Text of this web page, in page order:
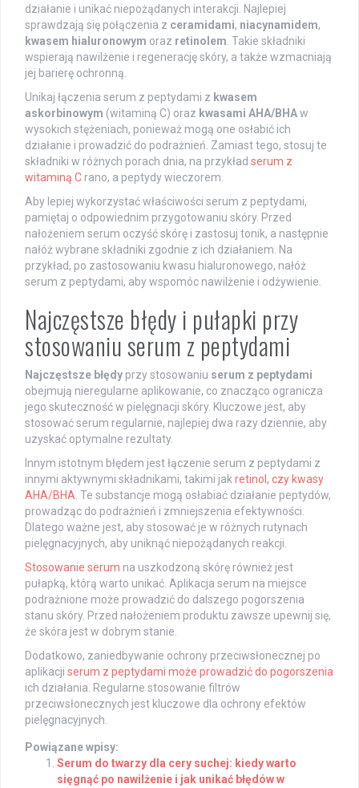
działanie i unikać niepożądanych interakcji. Najlepiej
sprawdzają się połączenia z ceramidami, niacynamidem,
kwasem hialuronowym oraz retinolem. Takie składniki
wspierają nawilżenie i regenerację skóry, a także wzmacniają
jej barierę ochronną.
Unikaj łączenia serum z peptydami z kwasem
askorbinowym (witaminą C) oraz kwasami AHA/BHAw
wysokich stężeniach, ponieważ mogą one osłabić ich
działanie i prowadzić do podrażnień. Zamiast tego, stosuj te
składniki w różnych porach dnia, na przykład serum z
witaminą C rano, a peptydy wieczorem.
Aby lepiej wykorzystać właściwości serum z peptydami,
pamiętaj o odpowiednim przygotowaniu skóry. Przed
nałożeniem serum oczyść skórę i zastosuj tonik, a następnie
nałóż wybrane składniki zgodnie z ich działaniem. Na
przykład, po zastosowaniu kwasu hialuronowego, nałóż
serum z peptydami, aby wspomóc nawilżenie i odżywienie.
Najczęstsze błędy i pułapki przy
stosowaniu serum z peptydami
Najczęstsze błędy przy stosowaniu serum z peptydami
obejmują nieregularne aplikowanie, co znacząco ogranicza
jego skuteczność w pielęgnacji skóry. Kluczowe jest, aby
stosować serum regularnie, najlepiej dwa razy dziennie, aby
uzyskać optymalne rezultaty.
Innym istotnym błędem jest łączenie serum z peptydami z
innymi aktywnymi składnikami, takimi jakretinol, czy kwasy
AHA/BHA. Te substancje mogą osłabiać działanie peptydów,
prowadząc do podrażnień i zmniejszenia efektywności.
Dlatego ważne jest, aby stosować je w różnych rutynach
pielęgnacyjnych, aby uniknąć niepożądanych reakcji.
Stosowanie serum na uszkodzoną skórę również jest
pułapką, którą warto unikać. Aplikacja serum na miejsce
podrażnione może prowadzić do dalszego pogorszenia
stanu skóry. Przed nałożeniem produktu zawsze upewnij się,
że skóra jest w dobrym stanie.
Dodatkowo, zaniedbywanie ochrony przeciwsłonecznej po
aplikacji serum z peptydami może prowadzić do pogorszenia
ich działania. Regularne stosowanie filtrów
przeciwsłonecznych jest kluczowe dla ochrony efektów
pielęgnacyjnych.
Powiązane wpisy:
Serum do twarzy dla cery suchej: kiedy warto
sięgnąć po nawilżenie i jak unikać błędów w